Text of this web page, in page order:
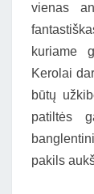
vienas
kuriame
Kerolai
būtų
patiltės
pakils